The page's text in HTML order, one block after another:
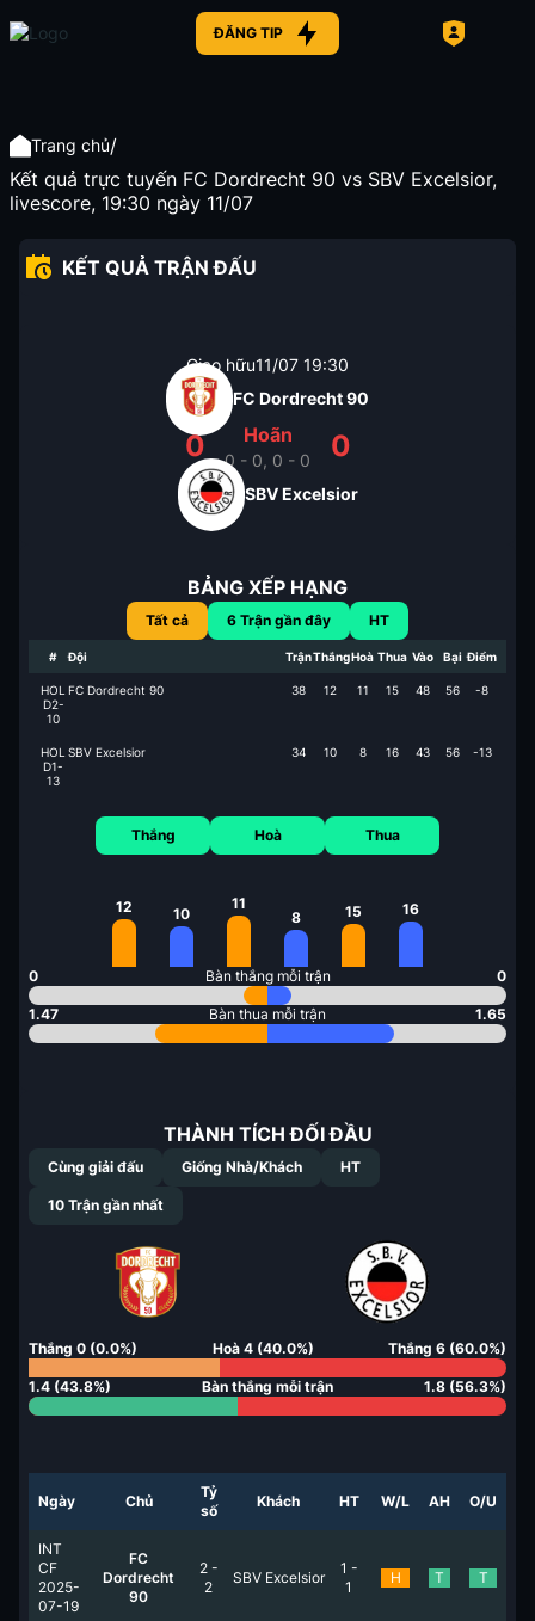
ĐĂNG TIP
Trang chủ/
Kết quả trực tuyến FC Dordrecht 90 vs SBV Excelsior,
livescore, 19:30 ngày 11/07
KẾT QUẢ TRẬN ĐẤU
Giao hữu11/07 19:30
FC Dordrecht 90
0 Hoãn
0 - 0, 0 - 0 0
SBV Excelsior
BẢNG XẾP HẠNG
Tất cả 6 Trận gần đây HT
# Đội TrậnThắngHoà Thua Vào Bại Điểm
HOL
D2-
10
FC Dordrecht 90 38 12 11 15 48 56 -8
HOL
D1-
13
SBV Excelsior 34 10 8 16 43 56 -13
Thắng
12 10
Hoà
11
8
Thua
15 16
0 Bàn thắng mỗi trận 0
1.47 Bàn thua mỗi trận 1.65
THÀNH TÍCH ĐỐI ĐẦU
Cùng giải đấu Giống Nhà/Khách HT
10 Trận gần nhất
Thắng 0 (0.0%) Hoà 4(40.0%) Thắng 6 (60.0%)
1.4 (43.8%) Bàn thắng mỗi trận 1.8 (56.3%)
Ngày Chủ
Tỷ
số
Khách HT W/L AH O/U
INT
CF
2025-
07-19
FC
Dordrecht
90
2-
2
SBV Excelsior
1 -
1
H T T